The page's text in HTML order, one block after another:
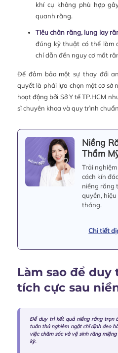
khí cụ không phù hợp
quanh răng.
Tiêu chân răng, lung lay
đúng kỹ thuật có thể làm
chí dẫn đến nguy cơ mất
Để đảm bảo một sự thay đổi
quyết là phải lựa chọn một cơ sở
hoạt động bởi Sở Y tế TP.HCM
sĩ chuyên khoa và quy trình
Niềng
Thẩm
Trải
cách kín
niềng răng
quyền,
tháng.
Chi tiết
Làm sao để
tích cực sau
Để duy trì kết quả niềng răng trọn
tuân thủ nghiêm ngặt chỉ định đeo
việc chăm sóc và vệ sinh răng
kỳ.